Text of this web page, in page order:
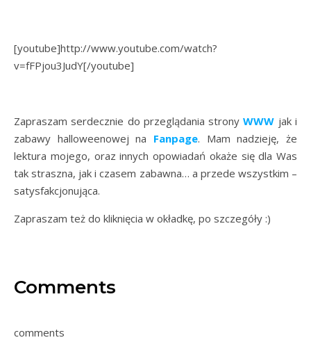
[youtube]http://www.youtube.com/watch?
v=fFPjou3JudY[/youtube]
Zapraszam serdecznie do przeglądania stronyWWW jak i
zabawy halloweenowej na Fanpage. Mam nadzieję, że
lektura mojego, oraz innych opowiadań okaże się dla Was
tak straszna, jak i czasem zabawna… a przede wszystkim –
satysfakcjonująca.
Zapraszam też do kliknięcia w okładkę, po szczegóły :)
Comments
comments